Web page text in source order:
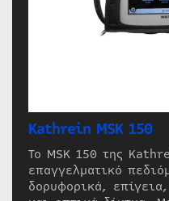
Kathrein MSK 150
Το MSK 150 της
επαγγελματικό
δορυφορικά,